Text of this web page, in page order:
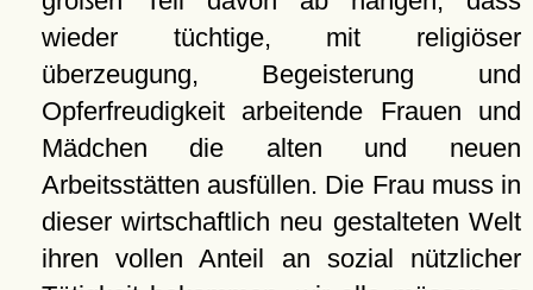
wieder tüchtige, mit religiöser
überzeugung, Begeisterung und
Opferfreudigkeit arbeitende Frauen und
Mädchen die alten und neuen
Arbeitsstätten ausfüllen. Die Frau muss in
dieser wirtschaftlich neu gestalteten Welt
ihren vollen Anteil an sozial nützlicher